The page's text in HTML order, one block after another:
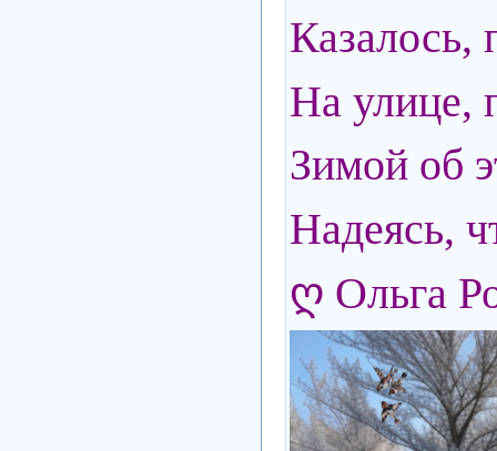
Казалось,
На улице,
Зимой об
Надеясь,
ღ Ольга